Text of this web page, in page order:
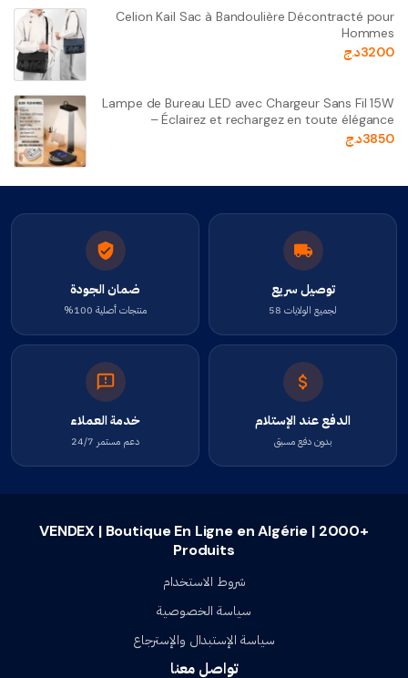
Celion Kail Sac à Bandoulière Décontracté pour
Hommes
3200د.ج
Lampe de Bureau LED avec Chargeur Sans Fil 15W
– Éclairez et rechargez en toute élégance
3850د.ج
توصيل سريع
لجميع الولايات 58
ضمان الجودة
منتجات أصلية 100%
الدفع عند الإستلام
بدون دفع مسبق
خدمة العملاء
دعم مستمر 24/7
VENDEX | Boutique En Ligne en Algérie | 2000+
Produits
شروط الاستخدام
سياسة الخصوصية
سياسة الإستبدال والإسترجاع
تواصل معنا